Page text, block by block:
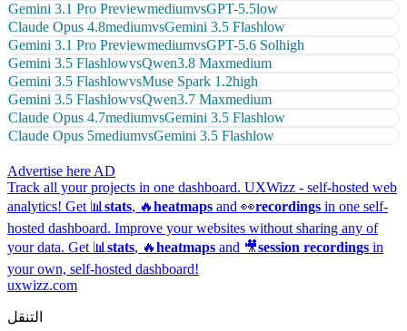
Gemini 3.1 Pro PreviewmediumvsGPT-5.5low
Claude Opus 4.8mediumvsGemini 3.5 Flashlow
Gemini 3.1 Pro PreviewmediumvsGPT-5.6 Solhigh
Gemini 3.5 FlashlowvsQwen3.8 Maxmedium
Gemini 3.5 FlashlowvsMuse Spark 1.2high
Gemini 3.5 FlashlowvsQwen3.7 Maxmedium
Claude Opus 4.7mediumvsGemini 3.5 Flashlow
Claude Opus 5mediumvsGemini 3.5 Flashlow
Advertise here AD
Track all your projects in one dashboard. UXWizz - self-hosted web
analytics! Get 📊 stats, 🔥heatmaps and 👀recordings in one self-
hosted dashboard. Improve your websites without sharing any of
your data. Get 📊 stats, 🔥heatmaps and 🎥session recordings in
your own, self-hosted dashboard!
uxwizz.com
التنقل